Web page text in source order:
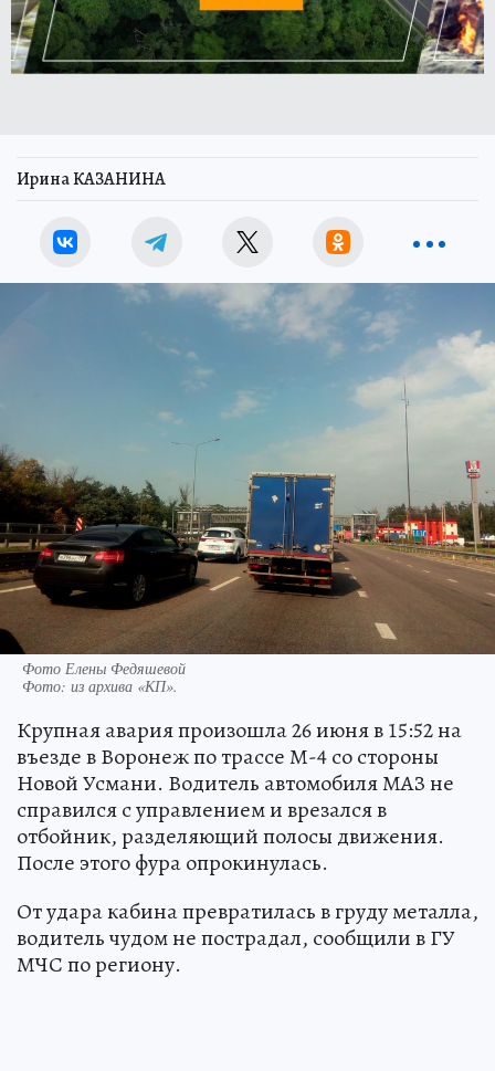
Ирина КАЗАНИНА
Фото Елены Федяшевой
Фото: из архива «КП».
Крупная авария произошла 26 июня в 15:52 на
въезде в Воронеж по трассе М-4 со стороны
Новой Усмани. Водитель автомобиля МАЗ не
справился с управлением и врезался в
отбойник, разделяющий полосы движения.
После этого фура опрокинулась.
От удара кабина превратилась в груду металла,
водитель чудом не пострадал, сообщили в ГУ
МЧС по региону.